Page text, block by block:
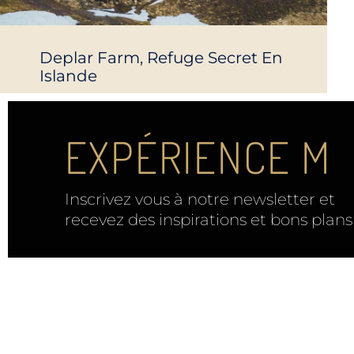
Deplar Farm, Refuge Secret En
Islande
EXPÉRIENCE M
Inscrivez vous à notre newsletter et
recevez des inspirations et bons